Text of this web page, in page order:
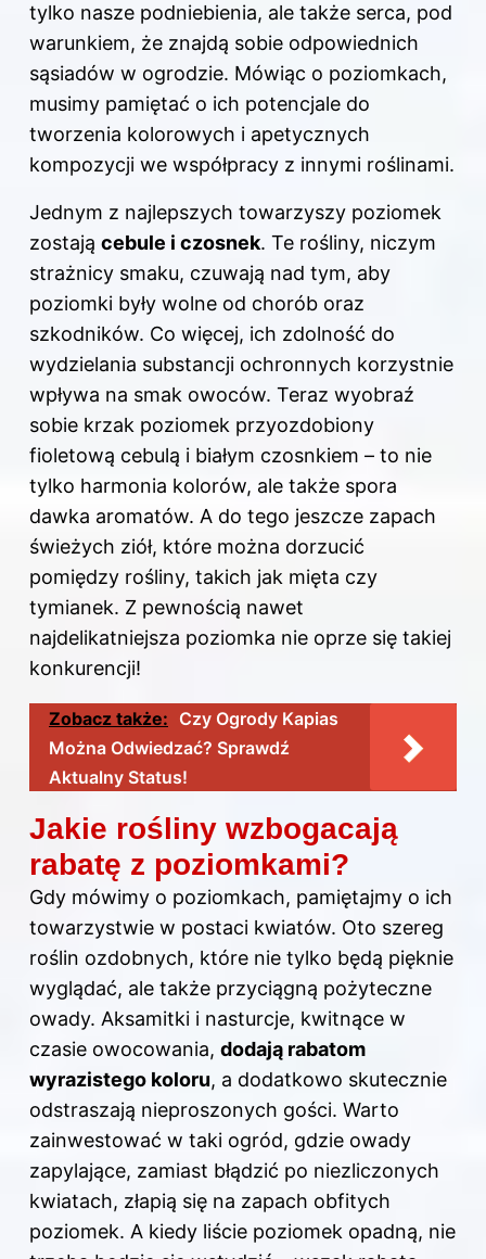
tylko nasze podniebienia, ale także serca, pod
warunkiem, że znajdą sobie odpowiednich
sąsiadów w ogrodzie. Mówiąc o poziomkach,
musimy pamiętać o ich potencjale do
tworzenia kolorowych i apetycznych
kompozycji we współpracy z innymi roślinami.
Jednym z najlepszych towarzyszy poziomek
zostają cebule i czosnek. Te rośliny, niczym
strażnicy smaku, czuwają nad tym, aby
poziomki były wolne od chorób oraz
szkodników. Co więcej, ich zdolność do
wydzielania substancji ochronnych korzystnie
wpływa na smak owoców. Teraz wyobraź
sobie krzak poziomek przyozdobiony
fioletową cebulą i białym czosnkiem – to nie
tylko harmonia kolorów, ale także spora
dawka aromatów. A do tego jeszcze zapach
świeżych ziół, które można dorzucić
pomiędzy rośliny, takich jak mięta czy
tymianek. Z pewnością nawet
najdelikatniejsza poziomka nie oprze się takiej
konkurencji!
Zobacz także: Czy Ogrody Kapias
Można Odwiedzać? Sprawdź
Aktualny Status!
Jakie rośliny wzbogacają
rabatę z poziomkami?
Gdy mówimy o poziomkach, pamiętajmy o ich
towarzystwie w postaci kwiatów. Oto szereg
roślin ozdobnych, które nie tylko będą pięknie
wyglądać, ale także przyciągną pożyteczne
owady. Aksamitki i nasturcje, kwitnące w
czasie owocowania, dodają rabatom
wyrazistego koloru, a dodatkowo skutecznie
odstraszają nieproszonych gości. Warto
zainwestować w taki ogród, gdzie owady
zapylające, zamiast błądzić po niezliczonych
kwiatach, złapią się na zapach obfitych
poziomek. A kiedy liście poziomek opadną, nie